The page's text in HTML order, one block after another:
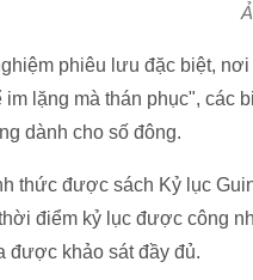
phiêu lưu đặc biệt,
im lặng mà thán phục", các
dành cho số đông.
thức được sách Kỷ lục
điểm kỷ lục được công
được khảo sát đầy đủ.